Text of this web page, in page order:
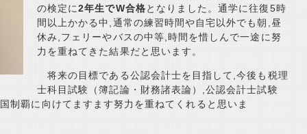
の検定に2年生でW合格となりました。通学に往復5時
間以上かかる中,通常の練習時間や自宅以外でも朝,昼
休み,フェリーやバスの中等,時間を惜しんで一途に努
力を重ねてきた結果だと思います。
将来の目標である公認会計士を目指して,今後も税理
士科目試験（簿記論・財務諸表論）,公認会計士試験
制覇に向けてますます努力を重ねてくれると思いま